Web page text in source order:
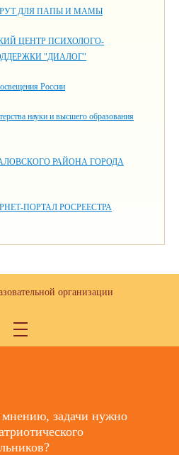
ДЛЯ ПАПЫ И МАМЫ
ЦЕНТР ПСИХОЛОГО-
"ДИАЛОГ"
России
науки и высшего образования
РАЙОНА ГОРОДА
ПОРТАЛ РОСРЕЕСТРА
организации
задачи нужно